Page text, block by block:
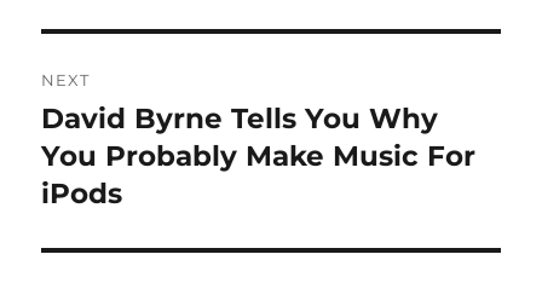
NEXT
Next
post:
David Byrne Tells You Why
You Probably Make Music For
iPods